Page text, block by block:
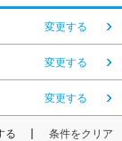
変更する
変更する
変更する
る 条件をクリア